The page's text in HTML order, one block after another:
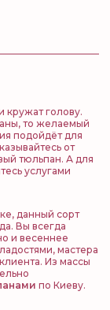
кружат голову.
то желаемый
подойдёт для
от
тюльпан. А для
услугами
данный сорт
Вы всегда
и весеннее
мастера
Из массы
по Киеву.